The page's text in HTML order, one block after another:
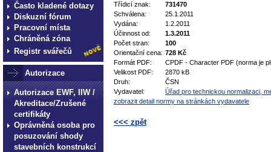
Často kladené dotazy
Diskuzní fórum
Pracovní místa
Chráněná zóna
Registr svářečů
Autorizace
Autorizace EWF, IIW /
Akreditace/Zrušené
certifikáty
Oprávněná osoba pro
posuzování shody
stavebních konstrukcí
Třídicí znak:
731470
Schválena:
25.1.2011
Vydána:
1.2.2011
Účinnost od:
1.3.2011
Počet stran:
100
Orientační cena: 728 Kč
Formát PDF:
CPDF - Character PDF (norma je
Velikost PDF:
2870 kB
Druh:
ČSN
Vydavatel:
Úřad pro technickou normalizaci,
zobrazit detail normy na stránkách vydavatele
<<< zpět